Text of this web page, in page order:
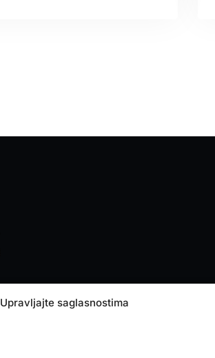
Upravljajte saglasnostima